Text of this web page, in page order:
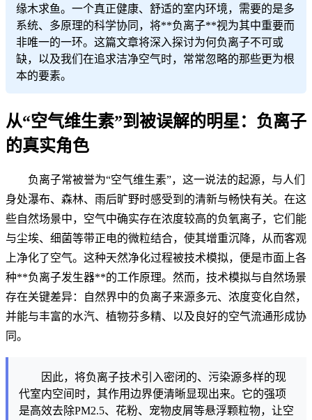
缘木求鱼。一个真正健康、舒适的室内环境，需要的是多
系统、多原理的科学协同，将**负离子**视为其中重要而
非唯一的一环。这篇文章将深入探讨为何负离子不可或
缺，以及我们在追求洁净空气时，常常忽略的那些更为根
本的要素。
从“空气维生素”到被误解的明星：负离子
的真实角色
负离子常被誉为“空气维生素”，这一说法的起源，与人们
身处瀑布、森林、雨后旷野时感受到的清新与畅快有关。在这
些自然场景中，空气中确实存在浓度较高的负氧离子，它们能
与尘埃、细菌等带正电的微粒结合，使其增重沉降，从而客观
上净化了空气。这种天然净化过程被技术模拟，便是市面上各
种**负离子发生器**的工作原理。然而，技术模拟与自然场景
存在关键差异：自然界中的负离子来源多元、浓度变化自然，
并能与丰富的水汽、植物芬多精、以及良好的空气流通形成协
同。
因此，将负离子技术引入密闭的、污染源多样的现
代室内空间时，其作用边界便清晰显现出来。它的强项
是高效去除PM2.5、花粉、宠物皮屑等悬浮颗粒物，让空